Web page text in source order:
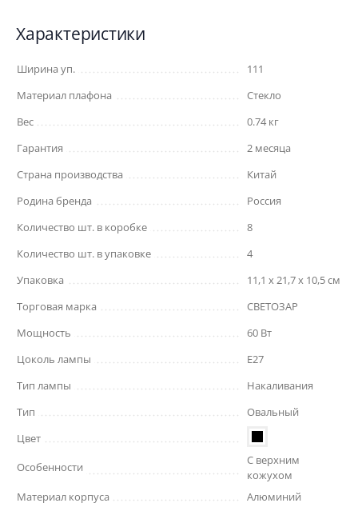
Характеристики
Ширина уп.
111
Материал плафона
Стекло
Вес
0.74 кг
Гарантия
2 месяца
Страна производства
Китай
Родина бренда
Россия
Количество шт. в коробке
8
Количество шт. в упаковке
4
Упаковка
11,1 x 21,7 x 10,5 см
Торговая марка
СВЕТОЗАР
Мощность
60 Вт
Цоколь лампы
E27
Тип лампы
Накаливания
Тип
Овальный
Цвет
Особенности
С верхним
кожухом
Материал корпуса
Алюминий